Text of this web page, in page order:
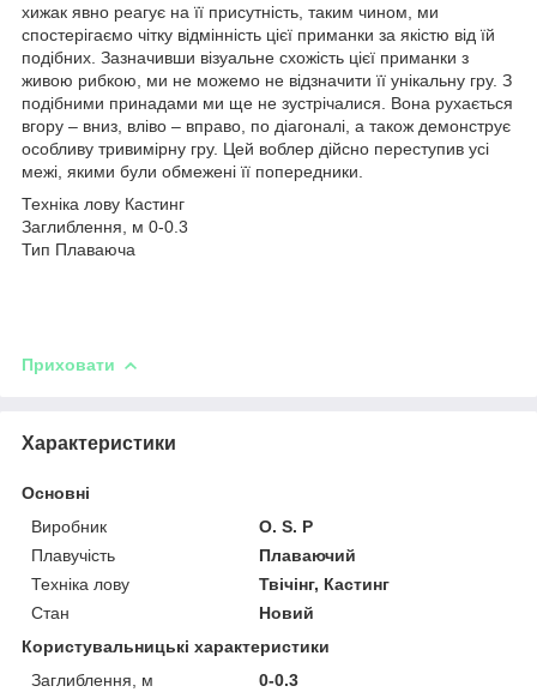
хижак явно реагує на її присутність, таким чином, ми
спостерігаємо чітку відмінність цієї приманки за якістю від їй
подібних. Зазначивши візуальне схожість цієї приманки з
живою рибкою, ми не можемо не відзначити її унікальну гру. З
подібними принадами ми ще не зустрічалися. Вона рухається
вгору – вниз, вліво – вправо, по діагоналі, а також демонструє
особливу тривимірну гру. Цей воблер дійсно переступив усі
межі, якими були обмежені її попередники.
Техніка лову Кастинг
Заглиблення, м 0-0.3
Тип Плаваюча
Приховати
Характеристики
Основні
Виробник
O. S. P
Плавучість
Плаваючий
Техніка лову
Твічінг, Кастинг
Стан
Новий
Користувальницькі характеристики
Заглиблення, м
0-0.3